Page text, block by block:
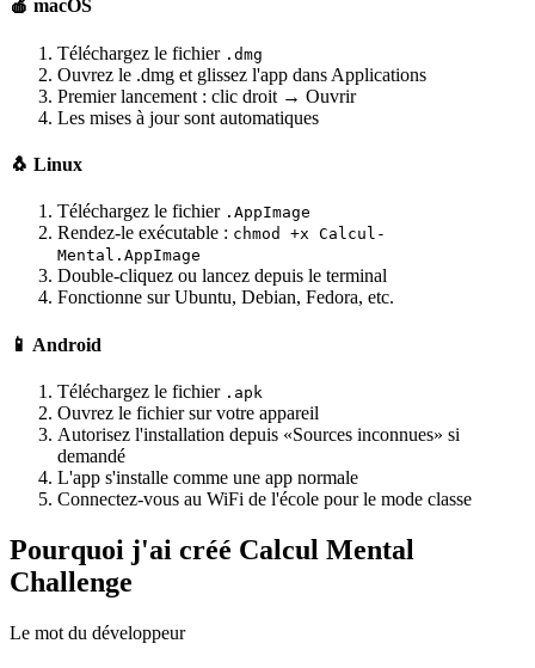
🍎 macOS
Téléchargez le fichier .dmg
Ouvrez le .dmg et glissez l'app dans Applications
Premier lancement : clic droit → Ouvrir
Les mises à jour sont automatiques
🐧 Linux
Téléchargez le fichier .AppImage
Rendez-le exécutable : chmod +x Calcul-
Mental.AppImage
Double-cliquez ou lancez depuis le terminal
Fonctionne sur Ubuntu, Debian, Fedora, etc.
📱 Android
Téléchargez le fichier .apk
Ouvrez le fichier sur votre appareil
Autorisez l'installation depuis «Sources inconnues» si
demandé
L'app s'installe comme une app normale
Connectez-vous au WiFi de l'école pour le mode classe
Pourquoi j'ai créé Calcul Mental
Challenge
Le mot du développeur